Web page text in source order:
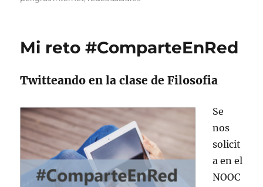
Mi reto #ComparteEnRed
Twitteando en la clase de Filosofia
Se
nos
solicit
a en el
NOOC